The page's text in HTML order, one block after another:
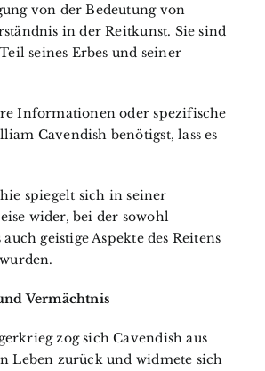
von der Bedeutung von
in der Reitkunst. Sie sind
seines Erbes und seiner
Informationen oder spezifische
Cavendish benötigst, lass es
spiegelt sich in seiner
wider, bei der sowohl
geistige Aspekte des Reitens
Vermächtnis
zog sich Cavendish aus
Leben zurück und widmete sich